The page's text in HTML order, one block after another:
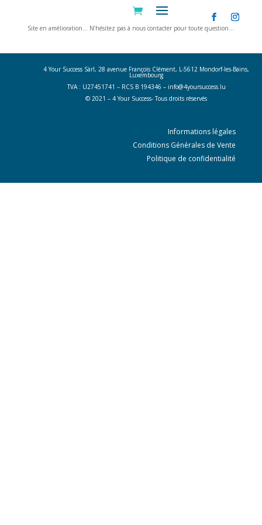
Site en amélioration… N’hésitez pas à nous contacter pour toute question…
Nous contacter
4 Your Success Sàrl, 28 avenue François Clément, L-5612 Mondorf-les-Bains,
Luxembourg
TVA : U27451741 – RCS B 194346 – info@4yoursuccess.lu
© 2021 – 4 Your Success- Tous droits réservés
Informations légales
Conditions Générales de Vente
Politique de confidentialité